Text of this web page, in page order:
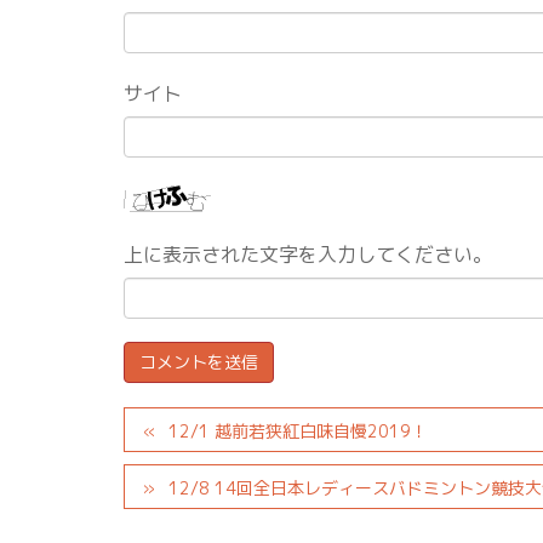
サイト
上に表示された文字を入力してください。
12/1 越前若狭紅白味自慢2019！
12/8 14回全日本レディースバドミントン競技大